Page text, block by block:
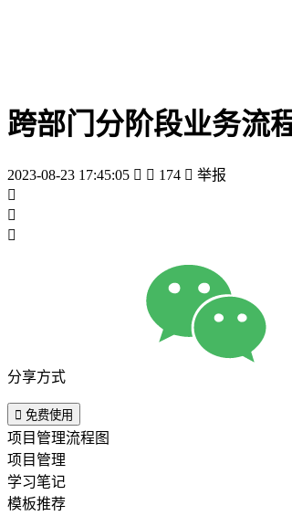
跨部门分阶段业务流
2023-08-23 17:45:05   174  举报



分享方式
 免费使用
项目管理流程图
项目管理
学习笔记
模板推荐